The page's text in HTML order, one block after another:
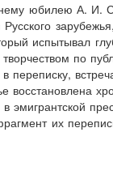
юбилею А. И.
испытывал
по
переписку,
восстановлена
их